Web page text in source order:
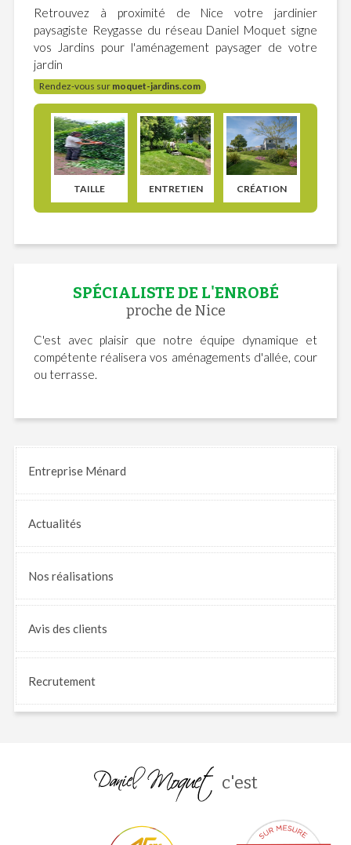
Retrouvez à proximité de Nice votre jardinier
paysagiste Reygasse du réseau Daniel Moquet signe
vos Jardins pour l'aménagement paysager de votre
jardin
Rendez-vous sur moquet-jardins.com
TAILLE ENTRETIEN CRÉATION
SPÉCIALISTE DE L'ENROBÉ
proche de Nice
C'est avec plaisir que notre équipe dynamique et
compétente réalisera vos aménagements d'allée, cour
ou terrasse.
Entreprise Ménard
Actualités
Nos réalisations
Avis des clients
Recrutement
c'est